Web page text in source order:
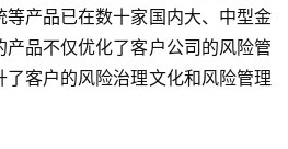
产品已在数十家国内大、中型金
品不仅优化了客户公司的风险管
客户的风险治理文化和风险管理